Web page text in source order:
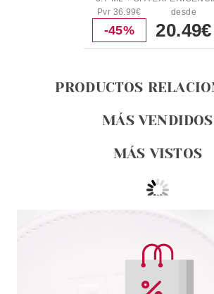
DELUXE + NECESER SET
REGALO
Pvr 36.99€
-45%
desde
20.49€
PRODUCTOS
MÁS VENDIDOS
MÁS VISTOS